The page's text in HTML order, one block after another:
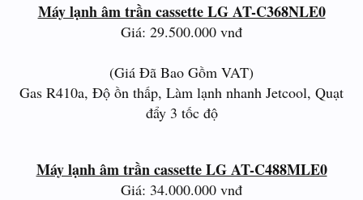
Máy lạnh âm trần cassette LG AT-C368NLE0
Giá: 29.500.000 vnđ
(Giá Đã Bao Gồm VAT)
Gas R410a, Độ ồn thấp, Làm lạnh nhanh Jetcool, Quạt
đẩy 3 tốc độ
Máy lạnh âm trần cassette LG AT-C488MLE0
Giá: 34.000.000 vnđ